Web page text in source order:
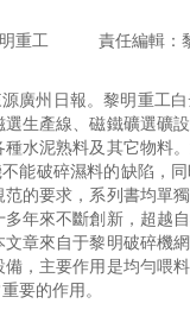
明重工 責任編輯
廣州日報。黎明重工
生產線、磁鐵礦選礦
水泥熟料及其它物料
能破碎濕料的缺陷，
的要求，系列書均單
年來不斷創新，超越
章來自于黎明破碎機
，主要作用是均勻喂
要的作用。